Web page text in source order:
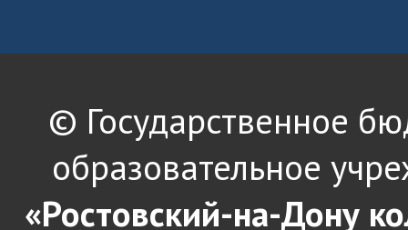
© Государственное
образовательное
«Ростовский-на-Дону